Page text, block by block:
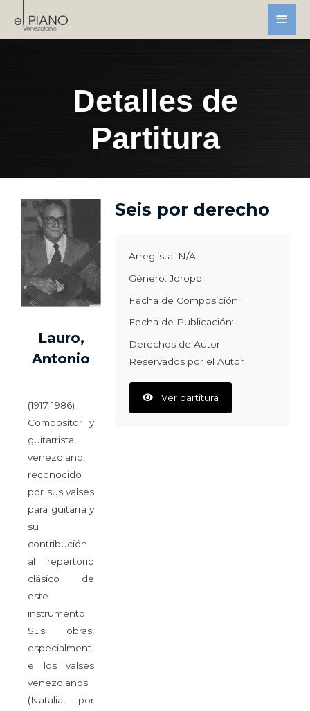
Detalles de
Partitura
Lauro,
Antonio
(1917-1986)
Compositor y
guitarrista
venezolano,
reconocido
por sus valses
para guitarra y
su
contribución
al repertorio
clásico de
este
instrumento.
Sus obras,
especialment
e los valses
venezolanos
(Natalia, por
Seis por derecho
Arreglista: N/A
Género: Joropo
Fecha de Composición:
Fecha de Publicación:
Derechos de Autor:
Reservados por el Autor
Ver partitura